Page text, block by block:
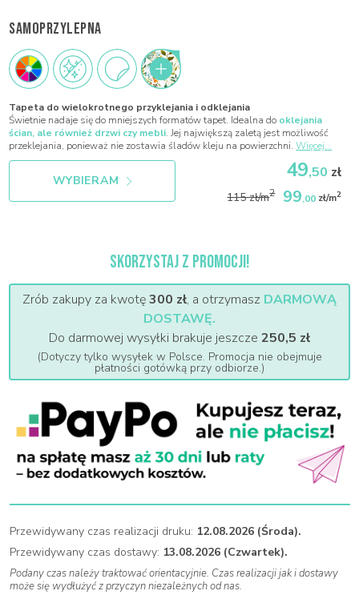
SAMOPRZYLEPNA
Tapeta do wielokrotnego przyklejania i odklejania
Świetnie nadaje się do mniejszych formatów tapet. Idealna do oklejania
ścian, ale również drzwi czy mebli. Jej największą zaletą jest możliwość
przeklejania, ponieważ nie zostawia śladów kleju na powierzchni.Więcej...
WYBIERAM 49,50 zł
115 zł/m2 99,00 zł/m2
SKORZYSTAJ Z PROMOCJI!
Zrób zakupy za kwotę300 zł, a otrzymasz DARMOWĄ
DOSTAWĘ.
Do darmowej wysyłki brakuje jeszcze 250,5 zł
(Dotyczy tylko wysyłek w Polsce. Promocja nie obejmuje
płatności gotówką przy odbiorze.)
Przewidywany czas realizacji druku: 12.08.2026 (Środa).
Przewidywany czas dostawy: 13.08.2026 (Czwartek).
Podany czas należy traktować orientacyjnie. Czas realizacji jak i dostawy
może się wydłużyć z przyczyn niezależnych od nas.